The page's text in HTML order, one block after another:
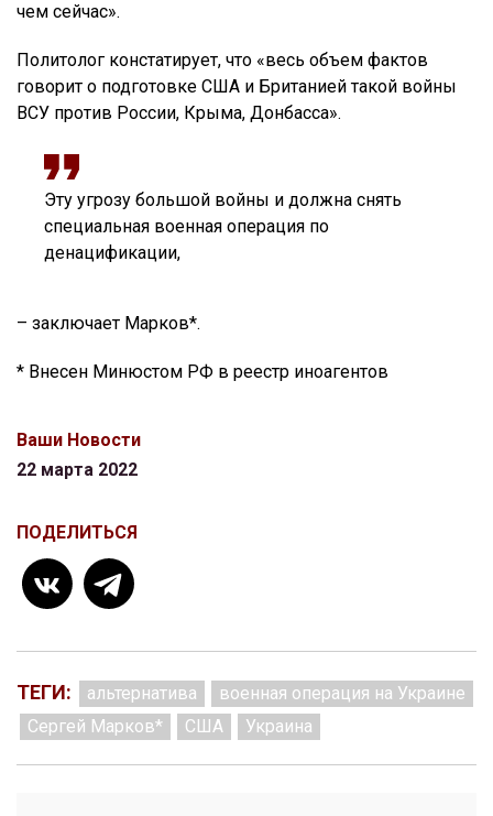
чем сейчас».
Политолог констатирует, что «весь объем фактов
говорит о подготовке США и Британией такой войны
ВСУ против России, Крыма, Донбасса».
Эту угрозу большой войны и должна снять
специальная военная операция по
денацификации,
– заключает Марков*.
* Внесен Минюстом РФ в реестр иноагентов
Ваши Новости
22 марта 2022
ПОДЕЛИТЬСЯ
ТЕГИ: альтернатива
военная операция на Украине
Сергей Марков*
США Украина